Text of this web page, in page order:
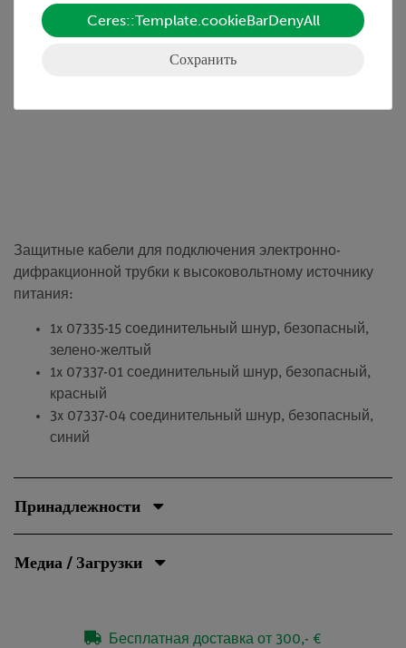
Защитные кабели для подключения электронно-
дифракционной трубки к высоковольтному источнику
питания:
1x 07335-15 соединительный шнур, безопасный,
зелено-желтый
1x 07337-01 соединительный шнур, безопасный,
красный
3x 07337-04 соединительный шнур, безопасный,
синий
Принадлежности
Медиа / Загрузки
Бесплатная доставка от 300,- €
Ceres::Template.cookieBarDenyAll
Сохранить